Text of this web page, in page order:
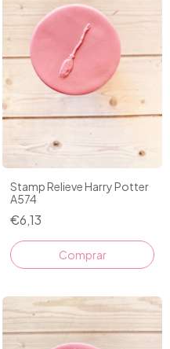
Stamp Relieve Harry Potter
A574
€6,13